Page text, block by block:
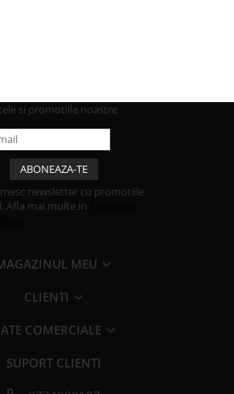
si promotiile noastre
newsletter cu promotiile
Afla mai multe in
MEU
CLIENTI
COMERCIALE
SUPORT CLIENTI